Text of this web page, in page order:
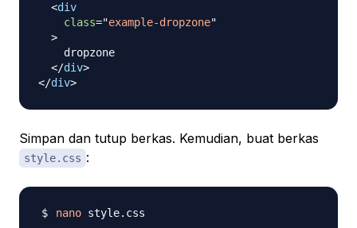
<div
class="example-dropzone"
>
    dropzone
</div>
</div>
Simpan dan tutup berkas. Kemudian, buat berkas
style.css :
nano